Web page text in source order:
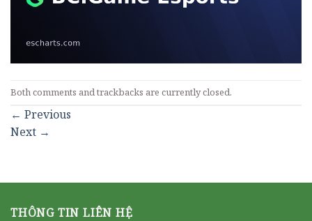
Both comments and trackbacks are currently closed.
← Previous
Next →
THÔNG TIN LIÊN HỆ